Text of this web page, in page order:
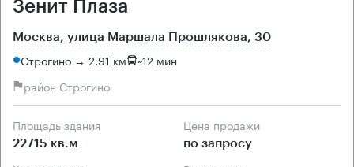
Зенит Плаза
Москва, улица Маршала Прошлякова, 30
Строгино → 2.91 км ~12 мин
район Строгино
Площадь здания
22715 кв.м
Цена продажи
по запросу